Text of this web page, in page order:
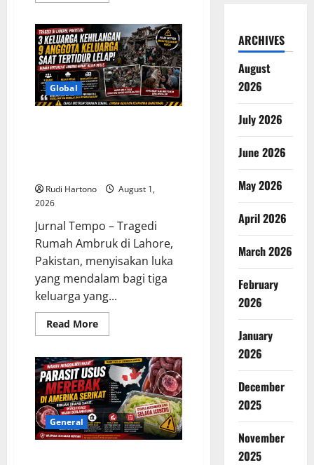
Positif
Topang
Pertumbuhan
Ekonomi
Indonesia
Kuartal
II
2026,
Optimisme
Global
Rudi Hartono
August 1,
2026
Jurnal Tempo – Tragedi
Rumah Ambruk di Lahore,
Pakistan, menyisakan luka
yang mendalam bagi tiga
keluarga yang...
Read MoreRead
more
Keluarga
Kehilangan
9
Anggota
Sekaligus,
Tragedi
Rumah
Ambruk
di
General
ARCHIVES
August
2026
July 2026
June 2026
May 2026
April 2026
March 2026
February
2026
January
2026
December
2025
November
2025